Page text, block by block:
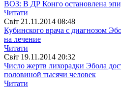
ВОЗ: В ДР Конго остановлена
Читати
Свiт 21.11.2014 08:48
Кубинского врача с диагнозом
на лечение
Читати
Свiт 19.11.2014 20:32
Число жертв лихорадки Эбола
половиной тысячи человек
Читати